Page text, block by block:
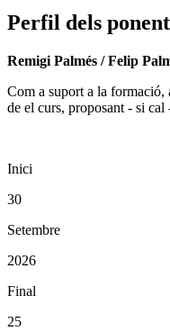
Perfil dels
Remigi Palmés / Felip
Com a suport a la formació,
de el curs, proposant - si
Inici
30
Setembre
2026
Final
25